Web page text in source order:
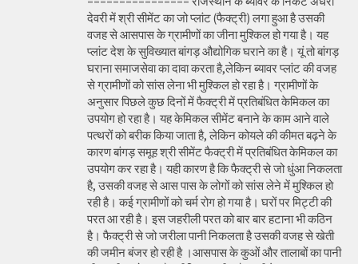
देवरी में श्री सीमेंट का जो प्लांट (फैक्ट्री) लगा हुआ है उसकी
वजह से आसपास के ग्रामीणों का जीना मुश्किल हो गया है। यह
प्लांट देश के सुविख्यात बांगड़ औद्योगिक घराने का है। यूं तो बांगड़
घराना समाजसेवा का दावा करता है,लेकिन ब्यावर प्लांट की वजह
से ग्रामीणों को सांस लेना भी मुश्किल हो रहा है। ग्रामीणों के
अनुसार पिछले कुछ दिनों में फैक्ट्री में प्रतिबंधित केमिकल का
उपयोग हो रहा है। यह केमिकल सीमेंट बनाने के काम आने वाले
पत्थरों को बरीक किया जाता है, लेकिन कोयले की कीमत बढ़ने के
कारण बांगड़ समूह श्री सीमेंट फैक्ट्री में प्रतिबंधित केमिकल का
उपयोग कर रहा है। यही कारण है कि फैक्ट्री से जो धुंआ निकलता
है, उसकी वजह से आस पास के लोगों को सांस लेने में मुश्किल हो
रही है। कई ग्रामीणों को चर्म रोग हो गया है। घरों पर मिट्टी की
परत आ रही है। इस जहरीली परत को बार बार हटाना भी कठिन
है। फैक्ट्री से जो जरीला पानी निकलता है उसकी वजह से खेती
की जमीन बंजर हो रही है ।आसपास के कुओं और तालाबों का पानी